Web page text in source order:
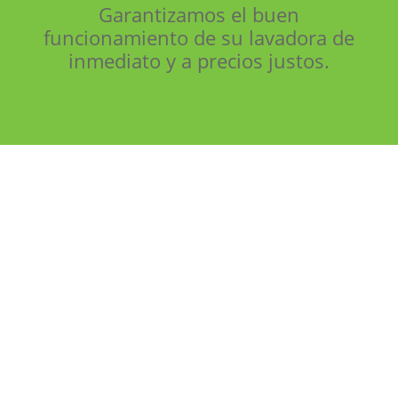
Garantizamos el buen
funcionamiento de su lavadora de
inmediato y a precios justos.